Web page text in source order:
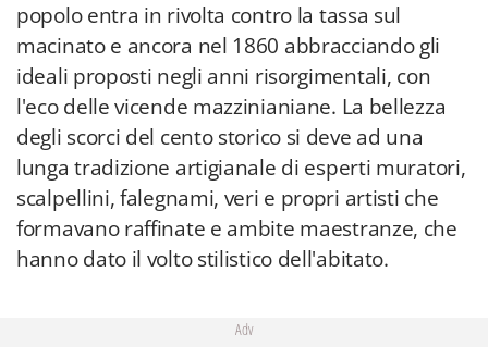
popolo entra in rivolta contro la tassa sul
macinato e ancora nel 1860 abbracciando gli
ideali proposti negli anni risorgimentali, con
l'eco delle vicende mazzinianiane. La bellezza
degli scorci del cento storico si deve ad una
lunga tradizione artigianale di esperti muratori,
scalpellini, falegnami, veri e propri artisti che
formavano raffinate e ambite maestranze, che
hanno dato il volto stilistico dell'abitato.
Adv